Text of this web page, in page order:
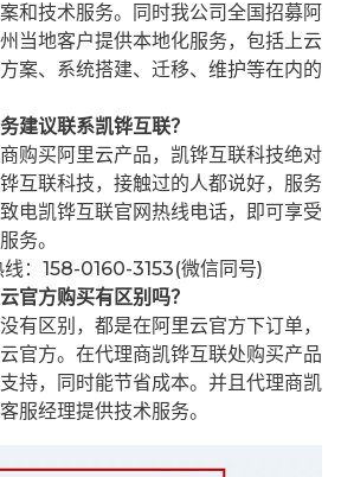
和技术服务。同时我公司全国招募阿
当地客户提供本地化服务，包括上云
案、系统搭建、迁移、维护等在内的
建议联系凯铧互联？
购买阿里云产品，凯铧互联科技绝对
互联科技，接触过的人都说好，服务
电凯铧互联官网热线电话，即可享受
务。
线：158-0160-3153(微信同号)
官方购买有区别吗？
有区别，都是在阿里云官方下订单，
官方。在代理商凯铧互联处购买产品
持，同时能节省成本。并且代理商凯
服经理提供技术服务。